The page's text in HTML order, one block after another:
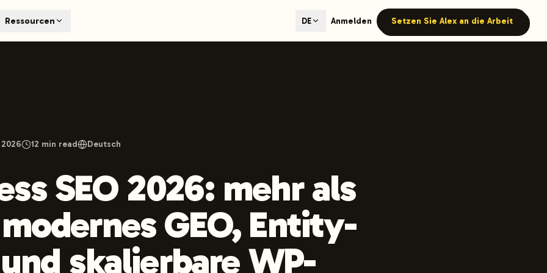
engines like ChatGPT, Claude, and Perplexity. Automated content generation with GEO optimization built-in.
hours.
Ressourcen DE Anmelden Setzen Sie Alex an die Arbeit
12 min read Deutsch
SEO 2026: mehr als
GEO, Entity-
skalierbare WP-